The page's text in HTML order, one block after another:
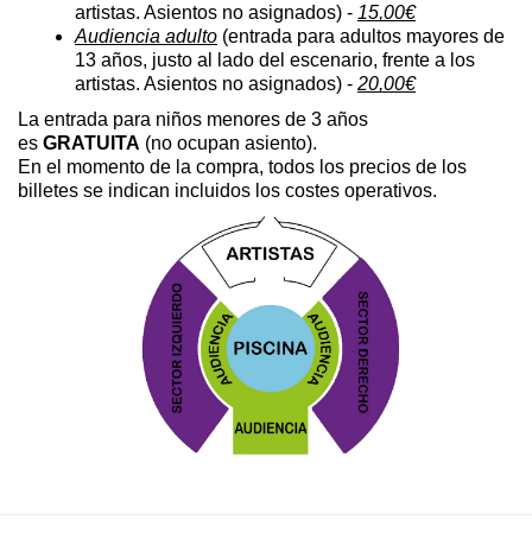
artistas. Asientos no asignados) - 15,00€
Audiencia adulto (entrada para adultos mayores de
13 años, justo al lado del escenario, frente a los
artistas. Asientos no asignados) - 20,00€
La entrada para niños menores de 3 años
es GRATUITA (no ocupan asiento).
En el momento de la compra, todos los precios de los
billetes se indican incluidos los costes operativos.